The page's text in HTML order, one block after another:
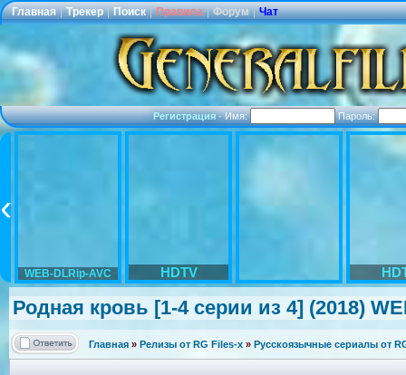
Главная | Трекер | Поиск | Правила | Форум | Чат
Регистрация·Имя: Пароль:
WEB-DLRip-AVC HDTV
Родная кровь [1-4 серии из 4] (2018)
Главная » Релизы от RG Files-x » Русскоязычные сериалы от